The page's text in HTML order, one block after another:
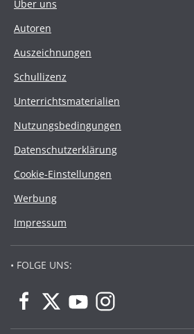
Über uns
Autoren
Auszeichnungen
Schullizenz
Unterrichtsmaterialien
Nutzungsbedingungen
Datenschutzerklärung
Cookie-Einstellungen
Werbung
Impressum
• FOLGE UNS: